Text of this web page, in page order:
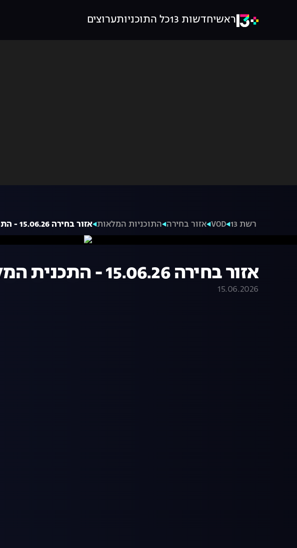
ראשיחדשות 13 כל התוכניותערוצים
רשת 13 VOD אזור בחירה התוכניות המלאות אזור בחירה 15.06.26 - התכנית המלאה
אזור בחירה 15.06.26 - התכנית המלאה
15.06.2026